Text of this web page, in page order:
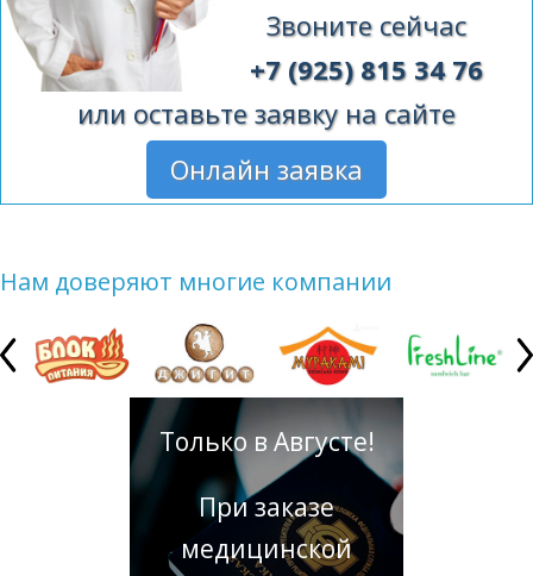
Звоните сейчас
+7 (925) 815 34 76
или оставьте заявку на сайте
Онлайн заявка
Нам доверяют многие компании
Только в Августе!
При заказе
медицинской